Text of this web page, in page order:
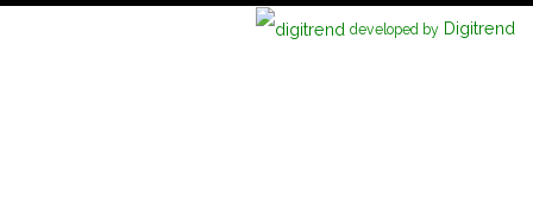
developed by Digitrend